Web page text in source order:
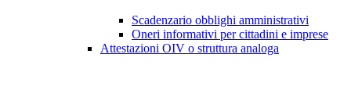
Scadenzario obblighi amministrativi
Oneri informativi per cittadini e imprese
Attestazioni OIV o struttura analoga